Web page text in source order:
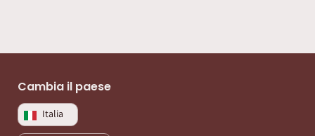
Cambia il paese
Italia